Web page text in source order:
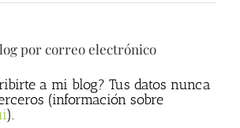
por correo electrónico
a mi blog? Tus datos nunca
(información sobre
).